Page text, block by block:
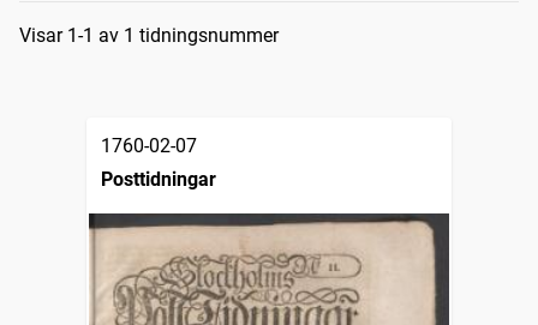
Sökresultat
Visar 1-1 av 1 tidningsnummer
1760-02-07
Posttidningar